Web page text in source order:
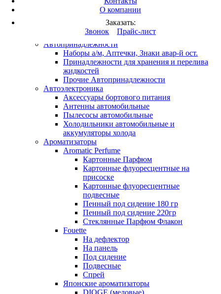
О компании
Заказать:
Звонок
Прайс-лист
Это разработка
Автопринадлежности
Наборы а/м, Аптечки, Знаки авар-й ост.
Принадлежности для хранения и перелива
жидкостей
Прочие Автопринадлежности
Автоэлектроника
Аксессуары бортового питания
Антенны автомобильные
Пылесосы автомобильные
Холодильники автомобильные и
аккумуляторы холода
Ароматизаторы
Aromatic Perfume
Картонные Парфюм
Картонные флуоресцентные на
присоске
Картонные флуоресцентные
подвесные
Пенный под сидение 180 гр
Пенный под сидение 220гр
Стеклянные Парфюм Флакон
Fouette
На дефлектор
На панель
Под сидение
Подвесные
Спрей
Японские ароматизаторы
DIOGE (меловые)